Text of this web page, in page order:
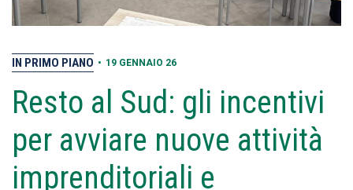
IN PRIMO PIANO • 19 GENNAIO 26
Resto al Sud: gli incentivi
per avviare nuove attività
imprenditoriali e